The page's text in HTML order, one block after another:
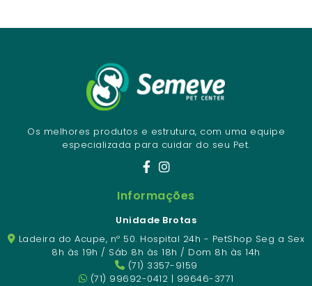
Os melhores produtos e estrutura, com uma equipe
especializada para cuidar do seu Pet.
Informações
Unidade Brotas
Ladeira do Acupe, nº 50. Hospital 24h - PetShop Seg a Sex
8h às 19h / Sáb 8h às 18h / Dom 8h às 14h
(71) 3357-9159
(71) 99692-0412 | 99646-3771